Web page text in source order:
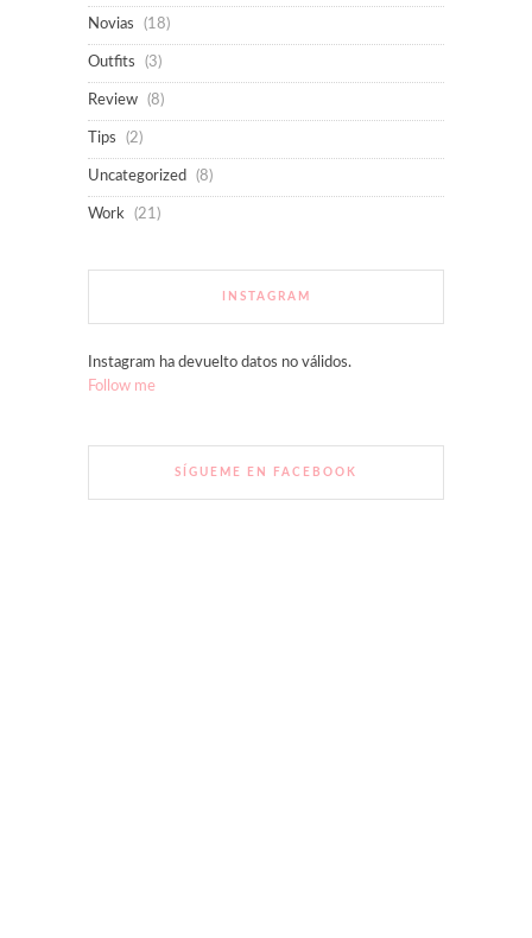
Novias (18)
Outfits (3)
Review (8)
Tips (2)
Uncategorized (8)
Work (21)
INSTAGRAM
Instagram ha devuelto datos no válidos.
Follow me
SÍGUEME EN FACEBOOK